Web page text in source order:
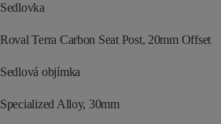
Sedlovka
Roval Terra Carbon Seat Post, 20mm Offset
Sedlová objímka
Specialized Alloy, 30mm